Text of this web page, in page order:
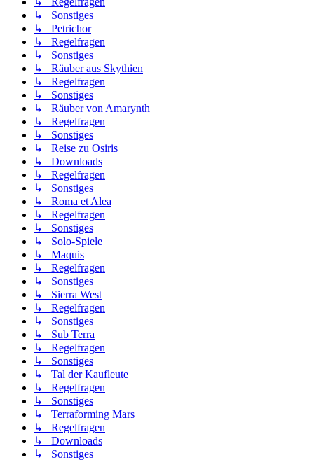
↳ Sonstiges
↳ Petrichor
↳ Regelfragen
↳ Sonstiges
↳ Räuber aus Skythien
↳ Regelfragen
↳ Sonstiges
↳ Räuber von Amarynth
↳ Regelfragen
↳ Sonstiges
↳ Reise zu Osiris
↳ Downloads
↳ Regelfragen
↳ Sonstiges
↳ Roma et Alea
↳ Regelfragen
↳ Sonstiges
↳ Solo-Spiele
↳ Maquis
↳ Regelfragen
↳ Sonstiges
↳ Sierra West
↳ Regelfragen
↳ Sonstiges
↳ Sub Terra
↳ Regelfragen
↳ Sonstiges
↳ Tal der Kaufleute
↳ Regelfragen
↳ Sonstiges
↳ Terraforming Mars
↳ Regelfragen
↳ Downloads
↳ Sonstiges